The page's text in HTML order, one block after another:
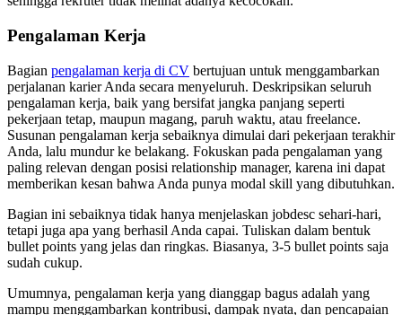
Pengalaman Kerja
Bagian pengalaman kerja di CV bertujuan untuk menggambarkan
perjalanan karier Anda secara menyeluruh. Deskripsikan seluruh
pengalaman kerja, baik yang bersifat jangka panjang seperti
pekerjaan tetap, maupun magang, paruh waktu, atau freelance.
Susunan pengalaman kerja sebaiknya dimulai dari pekerjaan terakhir
Anda, lalu mundur ke belakang. Fokuskan pada pengalaman yang
paling relevan dengan posisi relationship manager, karena ini dapat
memberikan kesan bahwa Anda punya modal skill yang dibutuhkan.
Bagian ini sebaiknya tidak hanya menjelaskan jobdesc sehari-hari,
tetapi juga apa yang berhasil Anda capai. Tuliskan dalam bentuk
bullet points yang jelas dan ringkas. Biasanya, 3-5 bullet points saja
sudah cukup.
Umumnya, pengalaman kerja yang dianggap bagus adalah yang
mampu menggambarkan kontribusi, dampak nyata, dan pencapaian